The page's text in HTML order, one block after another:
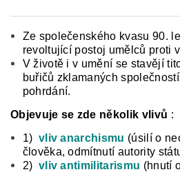
Ze společenského kvasu 90.
revoltující postoj umělců proti
V životě i v umění se stavějí
buřičů zklamaných
pohrdání.
Objevuje se zde několik vlivů :
1) vliv anarchismu (úsilí o
člověka, odmítnutí autority
2) vliv antimilitarismu (hnutí